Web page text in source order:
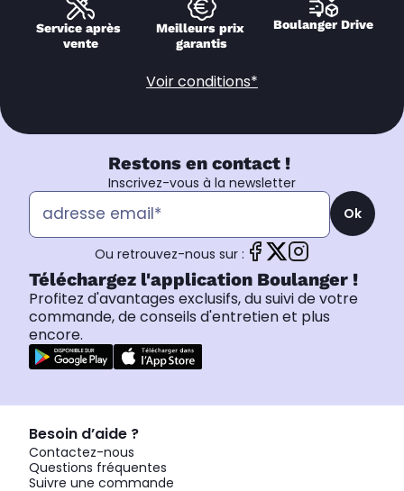
Service après
vente
Meilleurs prix
garantis
Boulanger Drive
Voir conditions*
Restons en contact !
Inscrivez-vous à la newsletter
Ok
Ou retrouvez-nous sur :
Téléchargez l'application Boulanger !
Profitez d'avantages exclusifs, du suivi de votre
commande, de conseils d'entretien et plus
encore.
Besoin d’aide ?
Contactez-nous
Questions fréquentes
Suivre une commande